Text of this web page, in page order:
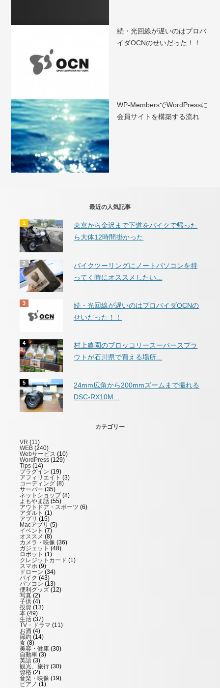
続・光回線が遅いのはプロバ
イダOCNのせいだった！！
WP-MembersでWordPressに
会員サイトを構築する流れ
最近の人気記事
東京から金沢まで下道をバイクで帰った
ら大体12時間掛かった
バイクツーリングにノートパソコンを持
ってく時にオススメしたい...
続・光回線が遅いのはプロバイダOCNの
せいだった！！
村上農園のブロッコリースーパースプラ
ウトが石川県で買える場所...
24mm広角から200mmズームまで撮れる
DSC-RX10M...
カテゴリー
VR (11)
WEB (240)
Webサービス (10)
WordPress (129)
Tips (14)
プラグイン (19)
アフィリエイト (3)
コーディング (8)
サーバー (35)
ネットショップ(8)
よもやま話 (55)
アウトドア・スポーツ (6)
アダルト (1)
アプリ (15)
Macアプリ (5)
イベント (7)
オススメ (8)
カメラ・映像 (36)
ガジェット (48)
ロボット (1)
クレジットカード (1)
スマホ (9)
ドローン (34)
バイク (43)
パソコン (13)
便利グッズ (12)
写真 (2)
子供 (4)
投資 (13)
本 (49)
生活 (37)
TV・ドラマ (11)
お酒 (4)
節約 (14)
食 (8)
美容・健康 (30)
自動車 (3)
英語 (3)
観光、旅行 (30)
資格 (2)
音楽・映像 (19)
ピアノ (1)